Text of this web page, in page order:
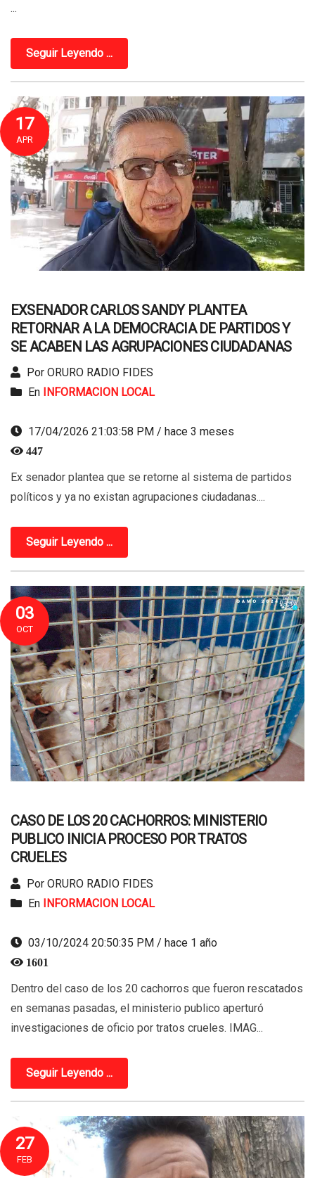
...
Seguir Leyendo ...
17
APR
EXSENADOR CARLOS SANDY PLANTEA
RETORNAR A LA DEMOCRACIA DE PARTIDOS Y
SE ACABEN LAS AGRUPACIONES CIUDADANAS
Por ORURO RADIO FIDES
En
INFORMACION LOCAL
17/04/2026 21:03:58 PM / hace 3 meses
447
Ex senador plantea que se retorne al sistema de partidos
políticos y ya no existan agrupaciones ciudadanas....
Seguir Leyendo ...
03
OCT
CASO DE LOS 20 CACHORROS: MINISTERIO
PUBLICO INICIA PROCESO POR TRATOS
CRUELES
Por ORURO RADIO FIDES
En INFORMACION LOCAL
03/10/2024 20:50:35 PM / hace 1 año
1601
Dentro del caso de los 20 cachorros que fueron rescatados
en semanas pasadas, el ministerio publico aperturó
investigaciones de oficio por tratos crueles. IMAG...
Seguir Leyendo ...
27
FEB